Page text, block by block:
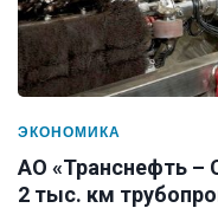
ЭКОНОМИКА
АО «Транснефть –
2 тыс. км